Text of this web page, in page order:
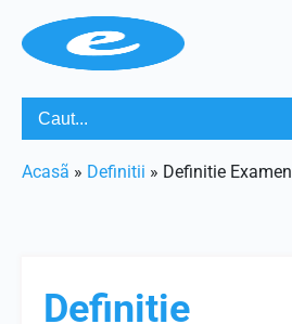
Acasã » Definitii » Definitie Examen
Definitie